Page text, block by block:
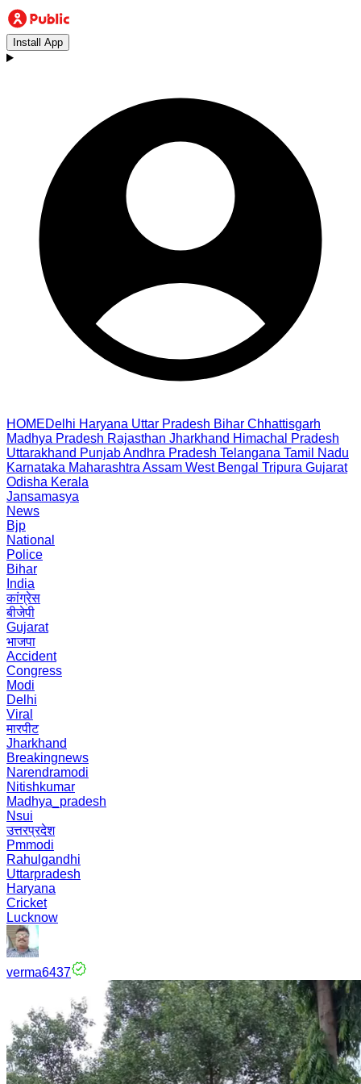
Install App
HOMEDelhi Haryana Uttar Pradesh Bihar Chhattisgarh
Madhya Pradesh Rajasthan Jharkhand Himachal Pradesh
Uttarakhand PunjabAndhra Pradesh Telangana Tamil Nadu
Karnataka Maharashtra Assam West Bengal Tripura Gujarat
Odisha Kerala
Jansamasya
News
Bjp
National
Police
Bihar
India
कांग्रेस
बीजेपी
Gujarat
भाजपा
Accident
Congress
Modi
Delhi
Viral
मारपीट
Jharkhand
Breakingnews
Narendramodi
Nitishkumar
Madhya_pradesh
Nsui
उत्तरप्रदेश
Pmmodi
Rahulgandhi
Uttarpradesh
Haryana
Cricket
Lucknow
verma6437